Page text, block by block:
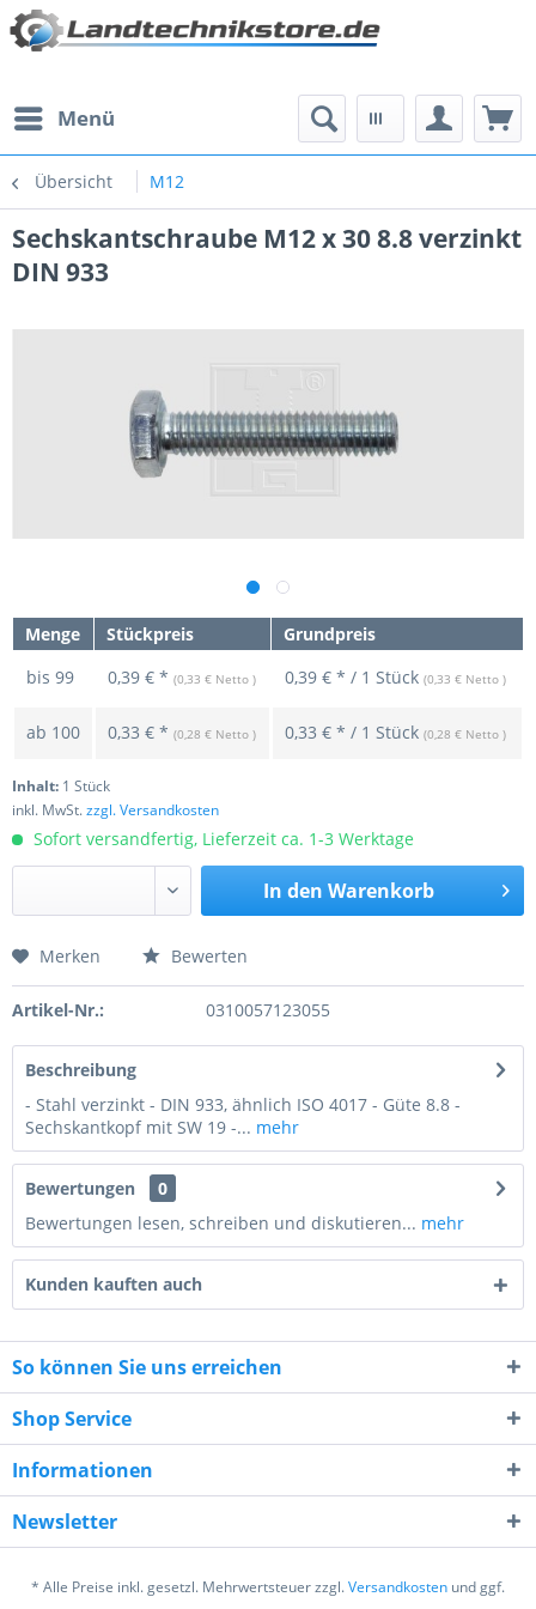
Menü
Übersicht M12
Sechskantschraube M12 x 30 8.8 verzinkt
DIN 933
Menge Stückpreis
Grundpreis
bis 99 0,39 € * (0,33 € Netto ) 0,39 € * / 1 Stück (0,33 € Netto )
ab 100 0,33 € * (0,28 € Netto ) 0,33 € * / 1 Stück (0,28 € Netto )
Inhalt: 1 Stück
inkl. MwSt.zzgl. Versandkosten
Sofort versandfertig, Lieferzeit ca. 1-3 Werktage
In den Warenkorb
Preis anfragen
8 + 5 = ?
Ich habe die Datenschutzerklärung
Merken Bewerten
Artikel-Nr.: 0310057123055
Beschreibung
- Stahl verzinkt - DIN 933, ähnlich ISO 4017 - Güte 8.8 -
Sechskantkopf mit SW 19 -... mehr
Bewertungen
0
Bewertungen lesen, schreiben und diskutieren... mehr
Kunden kauften auch
So können Sie uns erreichen
Shop Service
Informationen
Newsletter
* Alle Preise inkl. gesetzl. Mehrwertsteuer zzgl.Versandkosten und ggf.